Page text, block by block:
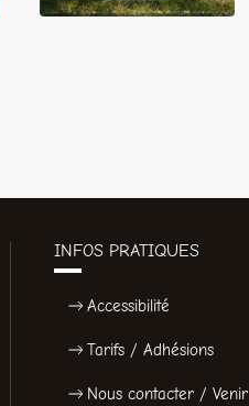
INFOS PRATIQUES
Accessibilité
Tarifs / Adhésions
Nous contacter / Venir